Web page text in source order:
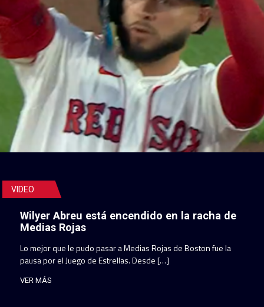
VIDEO
Wilyer Abreu está encendido en la racha de
Medias Rojas
Lo mejor que le pudo pasar a Medias Rojas de Boston fue la
pausa por el Juego de Estrellas. Desde […]
VER MÁS